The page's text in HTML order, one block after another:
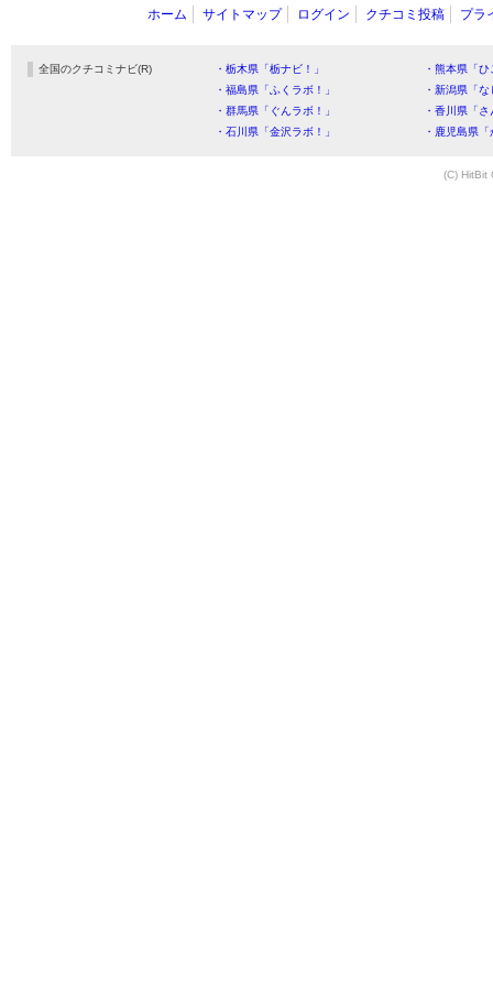
ホーム サイトマップ ログイン クチコミ投稿 プラ
全国のクチコミナビ(R) ・栃木県「栃ナビ！」
・熊本県「
・福島県「ふくラボ！」
・新潟県「
・群馬県「ぐんラボ！」
・香川県「
・石川県「金沢ラボ！」
・鹿児島県
(C) HitBit